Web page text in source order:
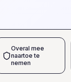
Overal mee
naartoe te
nemen